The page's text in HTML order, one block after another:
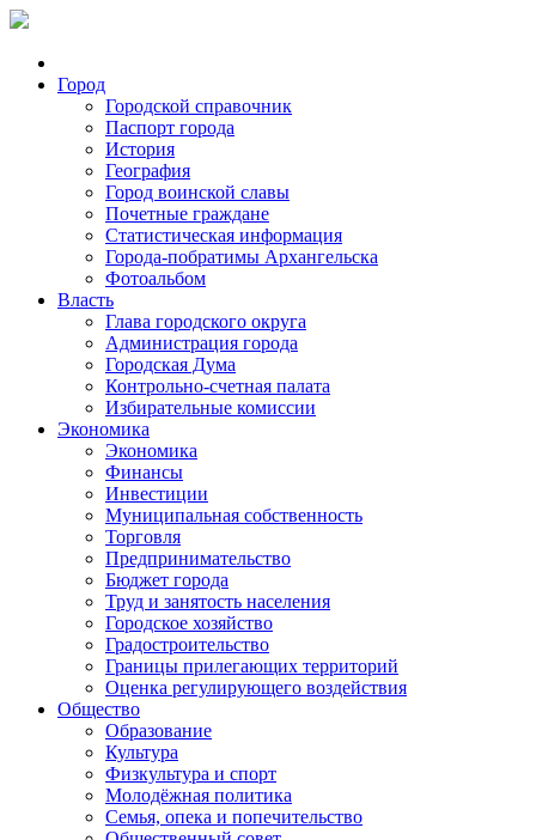
Город
Городской справочник
Паспорт города
История
География
Город воинской славы
Почетные граждане
Статистическая информация
Города-побратимы Архангельска
Фотоальбом
Власть
Глава городского округа
Администрация города
Городская Дума
Контрольно-счетная палата
Избирательные комиссии
Экономика
Экономика
Финансы
Инвестиции
Муниципальная собственность
Торговля
Предпринимательство
Бюджет города
Труд и занятость населения
Городское хозяйство
Градостроительство
Границы прилегающих территорий
Оценка регулирующего воздействия
Общество
Образование
Культура
Физкультура и спорт
Молодёжная политика
Семья, опека и попечительство